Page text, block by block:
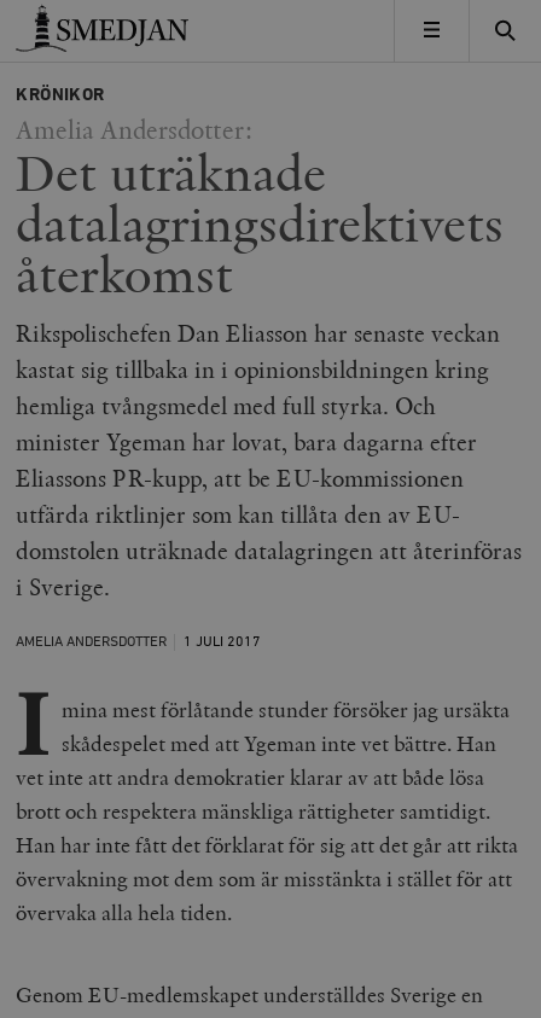
Timbro
MENY
KRÖNIKOR
Amelia Andersdotter:
Det uträknade
datalagringsdirektivets
återkomst
Rikspolischefen Dan Eliasson har senaste veckan
kastat sig tillbaka in i opinionsbildningen kring
hemliga tvångsmedel med full styrka. Och
minister Ygeman har lovat, bara dagarna efter
Eliassons PR-kupp, att be EU-kommissionen
utfärda riktlinjer som kan tillåta den av EU-
domstolen uträknade datalagringen att återinföras
i Sverige.
AMELIA ANDERSDOTTER 1 JULI 2017
I mina mest förlåtande stunder försöker jag ursäkta
skådespelet med att Ygeman inte vet bättre. Han
vet inte att andra demokratier klarar av att både lösa
brott och respektera mänskliga rättigheter samtidigt.
Han har inte fått det förklarat för sig att det går att rikta
övervakning mot dem som är misstänkta i stället för att
övervaka alla hela tiden.
Genom EU-medlemskapet underställdes Sverige en